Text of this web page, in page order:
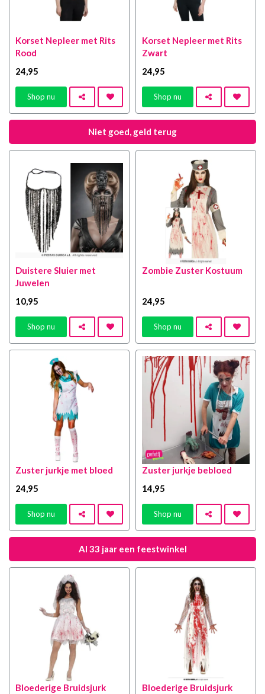
Korset Nepleer met Rits
Rood
24,95
Shop nu
Korset Nepleer met Rits
Zwart
24,95
Shop nu
Niet goed, geld terug
Duistere Sluier met
Juwelen
10,95
Shop nu
Zombie Zuster Kostuum
24,95
Shop nu
Zuster jurkje met bloed
24,95
Shop nu
Zuster jurkje bebloed
14,95
Shop nu
Al 33 jaar een feestwinkel
Bloederige Bruidsjurk Bloederige Bruidsjurk